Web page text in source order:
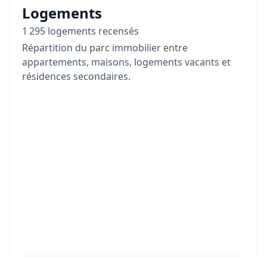
Logements
1 295 logements recensés
Répartition du parc immobilier entre
appartements, maisons, logements vacants et
résidences secondaires.